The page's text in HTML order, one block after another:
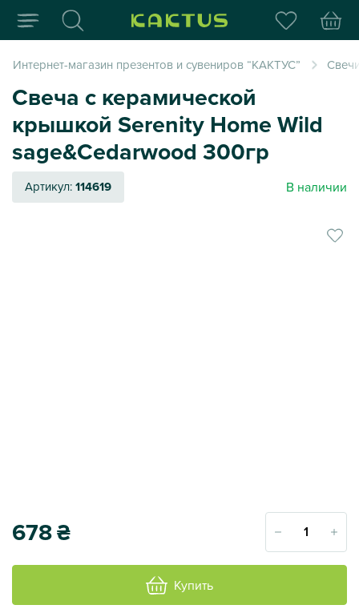
Интернет-магазин
Интернет-магазин презентов и сувениров “КАКТУС”
Свеча c керамической
крышкой Serenity Home Wild
sage&Cedarwood 300гр
Артикул:114619 В наличии
678₴
Купить